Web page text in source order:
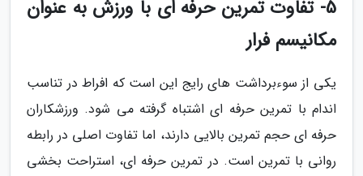
5- تفاوت تمرین حرفه ای با ورزش به عنوان
مکانیسم فرار
یکی از سوءبرداشت های رایج این است که افراط در تناسب
اندام با تمرین حرفه ای اشتباه گرفته می شود. ورزشکاران
حرفه ای حجم تمرین بالایی دارند، اما تفاوت اصلی در رابطه
روانی با تمرین است. در تمرین حرفه ای، استراحت بخشی